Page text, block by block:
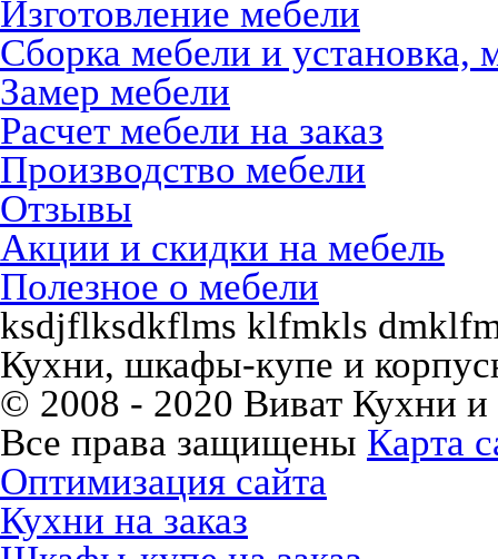
Изготовление мебели
Сборка мебели и установка,
Замер мебели
Расчет мебели на заказ
Производство мебели
Отзывы
Акции и скидки на мебель
Полезное о мебели
ksdjflksdkflms klfmkls
Кухни, шкафы-купе и
© 2008 - 2020 Виват Кухни
Все права защищены Карта
Оптимизация сайта
Кухни на заказ